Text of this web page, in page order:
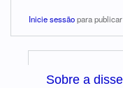
Inicie sessãopara
Sobre a